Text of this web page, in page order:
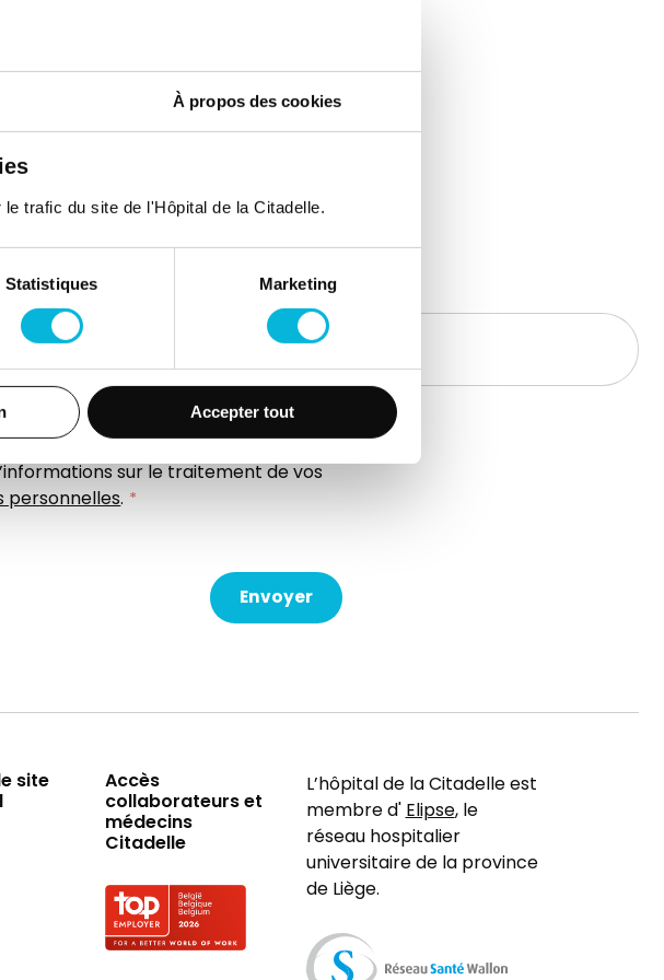
À propos des cookies
trafic du site de l'Hôpital de la Citadelle.
Statistiques Marketing
Accepter tout
sur le traitement de vos
personnelles.
site Accès
collaborateurs et
médecins
Citadelle
Logo Top employer
L’hôpital de la Citadelle est
membre d'Elipse, le
réseau hospitalier
universitaire de la province
de Liège.